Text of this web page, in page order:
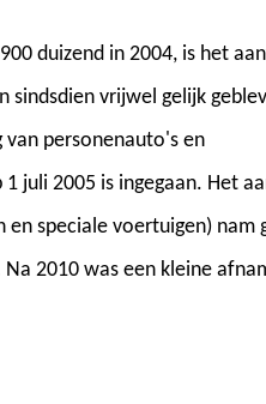
duizend in 2004, is het
vrijwel gelijk
van personenauto's en
juli 2005 is ingegaan. Het
speciale voertuigen) nam
2010 was een kleine